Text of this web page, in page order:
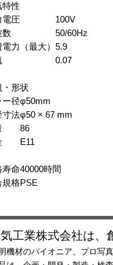
特性
電圧
100V
数
50/60Hz
力（最大） 5.9
0.07
・形状
ー径φ50mm
寸法φ50 × 67 mm
86
E11
寿命40000時間
規格PSE
工業株式会社は、
機材のパイオニア、プロ写